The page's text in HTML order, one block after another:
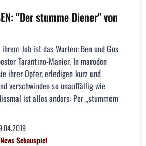
"Der stumme Diener" von
Job ist das Warten: Ben und Gus
Tarantino-Manier. In maroden
ihrer Opfer, erledigen kurz und
verschwinden so unauffällig wie
ist alles anders: Per „stummem
NewsSchauspiel